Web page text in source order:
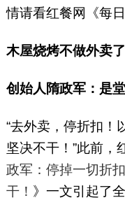
情请看红餐网《每日
木屋烧烤不做外卖
创始人隋政军：是
“去外卖，停折扣！
坚决不干！”此前，
政军：停掉一切折
干！ 》一文引起了